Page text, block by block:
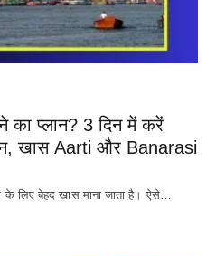
प्लान? 3 दिन में करें
खास Aarti और Banarasi
के लिए बेहद खास माना जाता है। ऐसे…